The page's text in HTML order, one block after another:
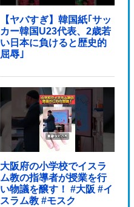
【ヤバすぎ】韓国紙｢サッ
カー韓国U23代表、2歳若
い日本に負けると歴史的
屈辱｣
大阪府の小学校でイスラ
ム教の指導者が授業を行
い物議を醸す！ #大阪 #イ
スラム教 #モスク